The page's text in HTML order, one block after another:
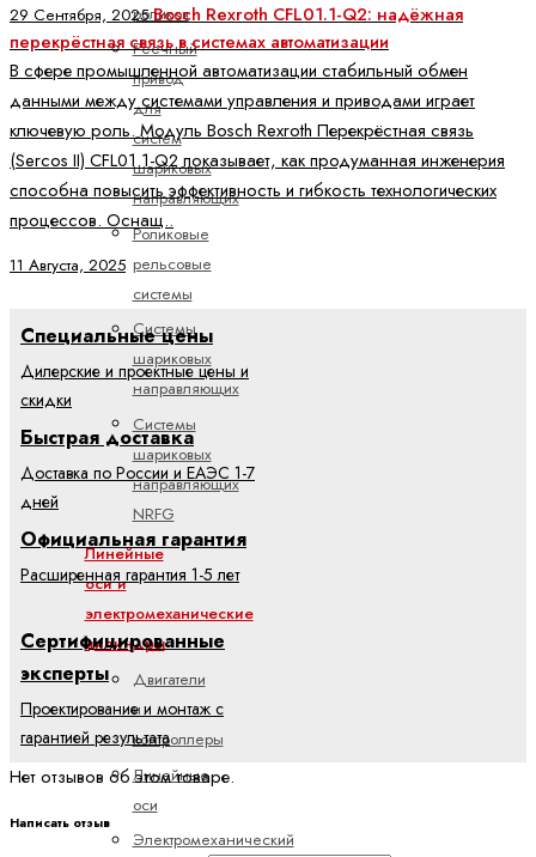
роликов
Реечный
привод
для
систем
шариковых
направляющих
Роликовые
рельсовые
системы
Системы
шариковых
направляющих
Системы
шариковых
направляющих
NRFG
Линейные
оси и
электромеханические
цилиндры
Двигатели
и
контроллеры
Линейные
оси
Электромеханический
29 Сентября, 2025Bosch Rexroth CFL01.1-Q2: надёжная
перекрёстная связь в системах автоматизации
В сфере промышленной автоматизации стабильный обмен
данными между системами управления и приводами играет
ключевую роль. Модуль Bosch Rexroth Перекрёстная связь
(Sercos II) CFL01.1-Q2 показывает, как продуманная инженерия
способна повысить эффективность и гибкость технологических
процессов. Оснащ..
11 Августа, 2025
Специальные цены
Дилерские и проектные цены и
скидки
Быстрая доставка
Доставка по России и ЕАЭС 1-7
дней
Официальная гарантия
Расширенная гарантия 1-5 лет
Сертифицированные
эксперты
Проектирование и монтаж с
гарантией результата
Нет отзывов об этом товаре.
Написать отзыв